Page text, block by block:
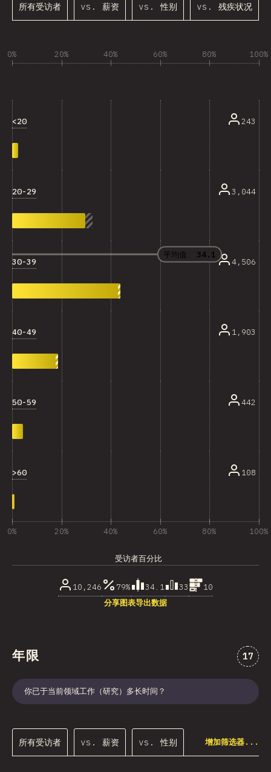
所有受访者 vs. 薪资 vs. 性别 vs. 残疾状况
0% 20% 40% 60% 80% 100%
平均值: 34.1
<20 243
20-29 3,044
30-39 4,506
40-49 1,903
50-59 442
>60 108
0% 20% 40% 60% 80% 100%
受访者百分比
10,246 79% 34.1 33
10
分享图表导出数据
年限 对“年
17
你已于当前领域工作（研究）多长时间？
所有受访者 vs. 薪资 vs. 性别 增加筛选器...